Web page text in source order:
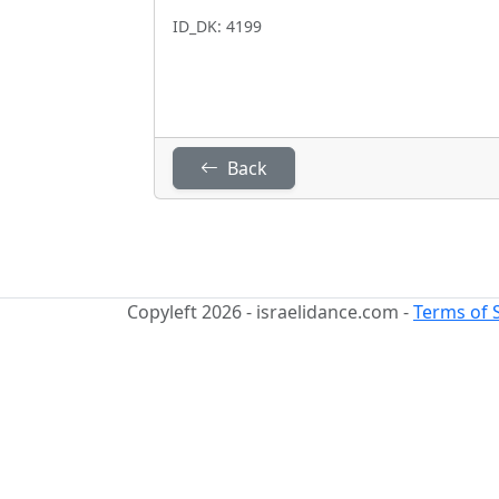
ID_DK: 4199
Back
Copyleft 2026 - israelidance.com -Terms of